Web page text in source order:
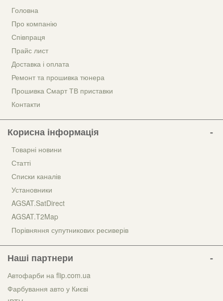
Головна
Про компанію
Співпраця
Прайс лист
Доставка і оплата
Ремонт та прошивка тюнера
Прошивка Смарт ТВ приставки
Контакти
Корисна інформація
Товарні новини
Статті
Списки каналів
Установники
AGSAT.SatDirect
AGSAT.T2Map
Порівняння супутникових ресиверів
Наші партнери
Автофарби на flip.com.ua
Фарбування авто у Києві